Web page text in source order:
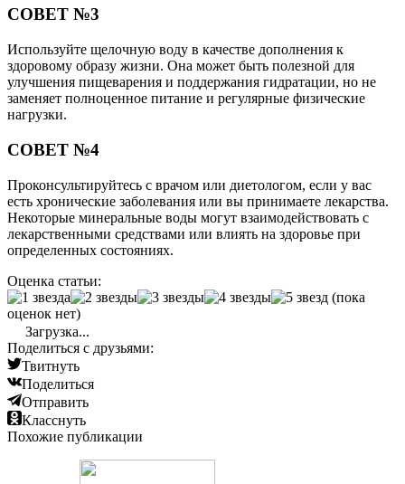
СОВЕТ №3
Используйте щелочную воду в качестве дополнения к
здоровому образу жизни. Она может быть полезной для
улучшения пищеварения и поддержания гидратации, но не
заменяет полноценное питание и регулярные физические
нагрузки.
СОВЕТ №4
Проконсультируйтесь с врачом или диетологом, если у вас
есть хронические заболевания или вы принимаете лекарства.
Некоторые минеральные воды могут взаимодействовать с
лекарственными средствами или влиять на здоровье при
определенных состояниях.
Оценка статьи:
(пока
оценок нет)
Загрузка...
Поделиться с друзьями:
Твитнуть
Поделиться
Отправить
Класснуть
Похожие публикации